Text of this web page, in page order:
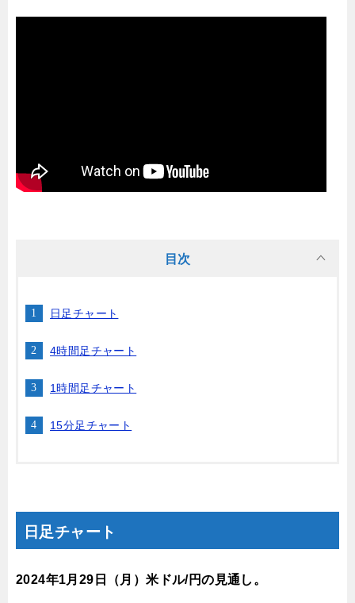
目次
日足チャート
4時間足チャート
1時間足チャート
15分足チャート
日足チャート
2024年1月29日 （月 ）米ドル/円の見通し 。